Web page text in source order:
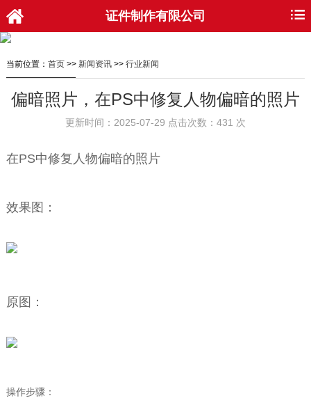
证件制作有限公司
当前位置： 首页>> 新闻资讯>> 行业新闻
偏暗照片，在PS中修复人物偏暗的照片
更新时间：2025-07-29 点击次数：431 次
在PS中修复人物偏暗的照片
效果图：
原图：
操作步骤：